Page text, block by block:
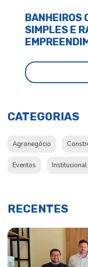
BANHEIROS
SIMPLES E
RECENTES
CATEGORIAS
Agronegócio
Eventos Institucional